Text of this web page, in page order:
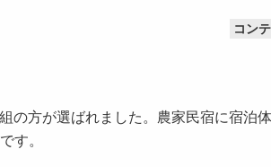
コン
の方が選ばれました。農家民宿に宿泊
す。